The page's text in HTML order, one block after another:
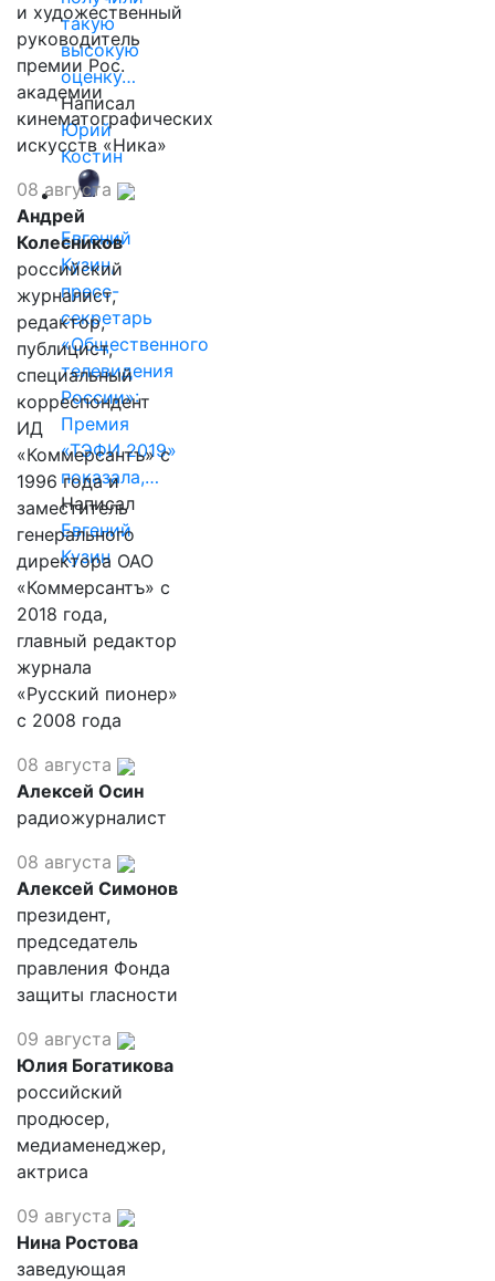
такую
высокую
оценку…
Написал
Юрий
Костин
Евгений
Кузин,
пресс-
секретарь
«Общественного
телевидения
России»:
Премия
«ТЭФИ 2019»
показала,…
Написал
Евгений
Кузин
и художественный
руководитель
премии Рос.
академии
кинематографических
искусств «Ника»
08 августа
Андрей
Колесников
российский
журналист,
редактор,
публицист,
специальный
корреспондент
ИД
«Коммерсантъ» с
1996 года и
заместитель
генерального
директора ОАО
«Коммерсантъ» с
2018 года,
главный редактор
журнала
«Русский пионер»
с 2008 года
08 августа
Алексей Осин
радиожурналист
08 августа
Алексей Симонов
президент,
председатель
правления Фонда
защиты гласности
09 августа
Юлия Богатикова
российский
продюсер,
медиаменеджер,
актриса
09 августа
Нина Ростова
заведующая